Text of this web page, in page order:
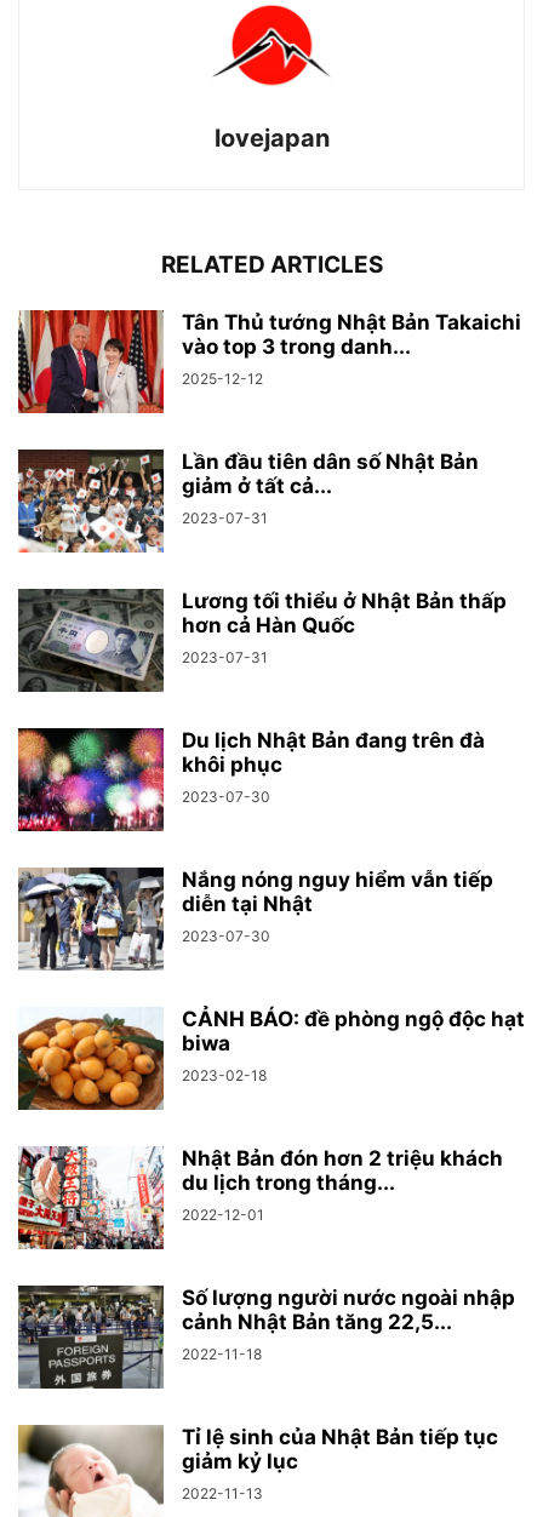
lovejapan
RELATED ARTICLES
Tân Thủ tướng Nhật Bản Takaichi
vào top 3 trong danh...
2025-12-12
Lần đầu tiên dân số Nhật Bản
giảm ở tất cả...
2023-07-31
Lương tối thiểu ở Nhật Bản thấp
hơn cả Hàn Quốc
2023-07-31
Du lịch Nhật Bản đang trên đà
khôi phục
2023-07-30
Nắng nóng nguy hiểm vẫn tiếp
diễn tại Nhật
2023-07-30
CẢNH BÁO: đề phòng ngộ độc hạt
biwa
2023-02-18
Nhật Bản đón hơn 2 triệu khách
du lịch trong tháng...
2022-12-01
Số lượng người nước ngoài nhập
cảnh Nhật Bản tăng 22,5...
2022-11-18
Tỉ lệ sinh của Nhật Bản tiếp tục
giảm kỷ lục
2022-11-13